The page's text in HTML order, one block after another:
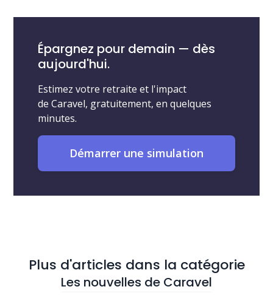
Épargnez pour demain — dès
aujourd'hui.
Estimez votre retraite et l'impact
de Caravel, gratuitement, en quelques
minutes.
Démarrer une simulation
Plus d'articles dans la catégorie
Les nouvelles de Caravel